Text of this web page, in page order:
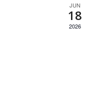
JUN
18
2026